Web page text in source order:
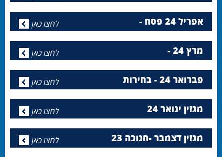
אפריל 24 פסח - לחצו כאן
מרץ 24 - לחצו כאן
פברואר 24 - בחירות לחצו כאן
מגזין ינואר 24 לחצו כאן
מגזין דצמבר -חנוכה 23 לחצו כאן